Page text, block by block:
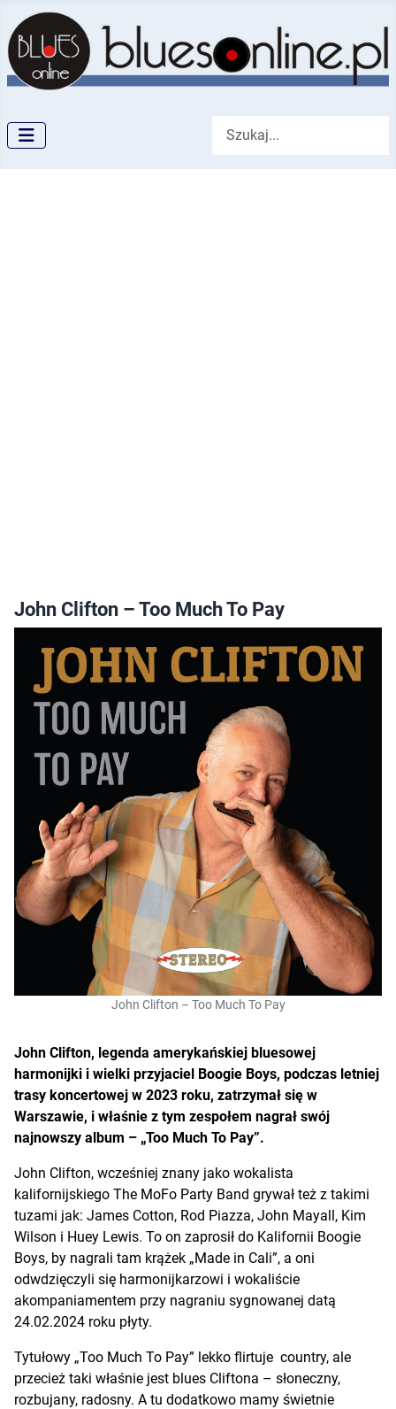
Szukaj
John Clifton – Too Much To Pay
John Clifton – Too Much To Pay
John Clifton, legenda amerykańskiej bluesowej
harmonijki i wielki przyjaciel Boogie Boys, podczas letniej
trasy koncertowej w 2023 roku, zatrzymał się w
Warszawie, i właśnie z tym zespołem nagrał swój
najnowszy album – „Too Much To Pay”.
John Clifton, wcześniej znany jako wokalista
kalifornijskiego The MoFo Party Band grywał też z takimi
tuzami jak: James Cotton, Rod Piazza, John Mayall, Kim
Wilson i Huey Lewis. To on zaprosił do Kalifornii Boogie
Boys, by nagrali tam krążek „Made in Cali”, a oni
odwdzięczyli się harmonijkarzowi i wokaliście
akompaniamentem przy nagraniu sygnowanej datą
24.02.2024 roku płyty.
Tytułowy „Too Much To Pay” lekko flirtuje country, ale
przecież taki właśnie jest blues Cliftona – słoneczny,
rozbujany, radosny. A tu dodatkowo mamy świetnie